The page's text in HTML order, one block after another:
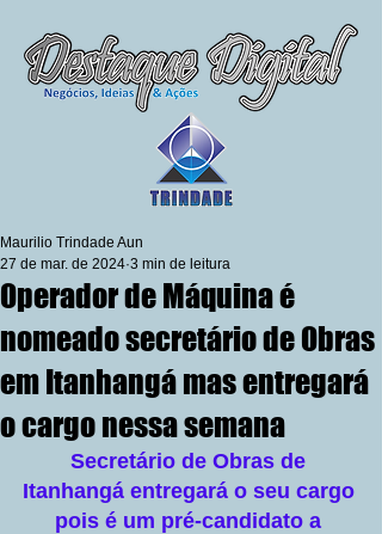
Operador de Máquina é
nomeado secretário de Obras
em Itanhangá mas entregará
o cargo nessa semana
Maurilio Trindade Aun
27 de mar. de 2024 3 min de leitura
Secretário de Obras de
Itanhangá entregará o seu cargo
pois é um pré-candidato a